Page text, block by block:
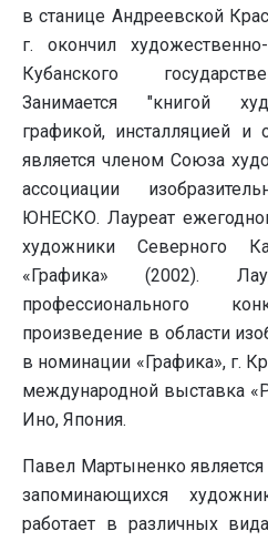
в станице Андреевской
г. окончил
Кубанского
Занимается "книгой
графикой, инсталляцией и
является членом Союза
ассоциации
ЮНЕСКО. Лауреат
художники Северного
«Графика» (2002).
профессионального
произведение в области
в номинации «Графика», г.
международной выставка
Ино, Япония.
Павел Мартыненко
запоминающихся
работает в различных